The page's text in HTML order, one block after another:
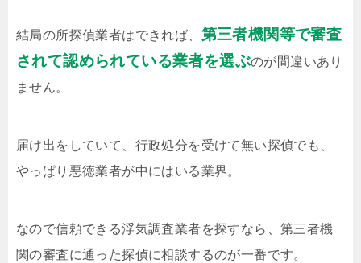
結局の所探偵業者はできれば、 第三者機関等で審査
されて認められている業者を選ぶのが間違いあり
ません。
届け出をしていて、行政処分を受けて無い探偵でも、
やっぱり悪徳業者が中にはいる業界。
なので信頼できる浮気調査業者を探すなら、第三者機
関の審査に通った探偵に相談するのが一番です。